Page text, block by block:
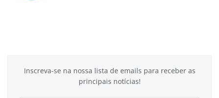
Inscreva-se na nossa lista de emails para receber as
principais notícias!